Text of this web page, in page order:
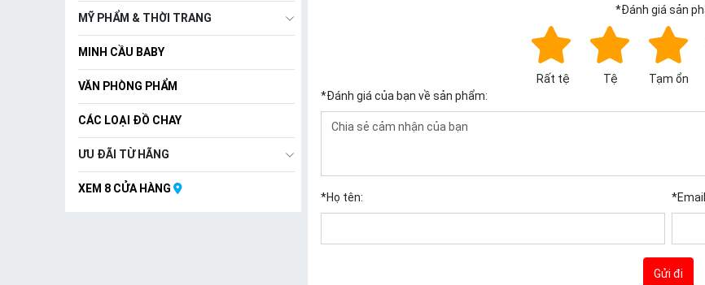
MỸ PHẨM & THỜI TRANG
MINH CẦU BABY
VĂN PHÒNG PHẨM
CÁC LOẠI ĐỒ CHAY
ƯU ĐÃI TỪ HÃNG
XEM 8 CỬA HÀNG
*Đánh giá sản
Rất tệ Tệ Tạm ổn
*Đánh giá của bạn về sản phẩm:
*Họ tên: *
Gửi đi